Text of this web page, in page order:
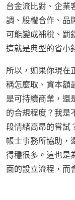
台金流比對、企業
調、股權合作、品
可能變成補稅、罰
這就是典型的省小
所以，如果你現在
稱怎麼取、資本額
是可持續商業，還
的合規程度？我是
段情緒高昂的嘗試
帳士事務所協助，
得穩很多。這也是
面的設立流程，而